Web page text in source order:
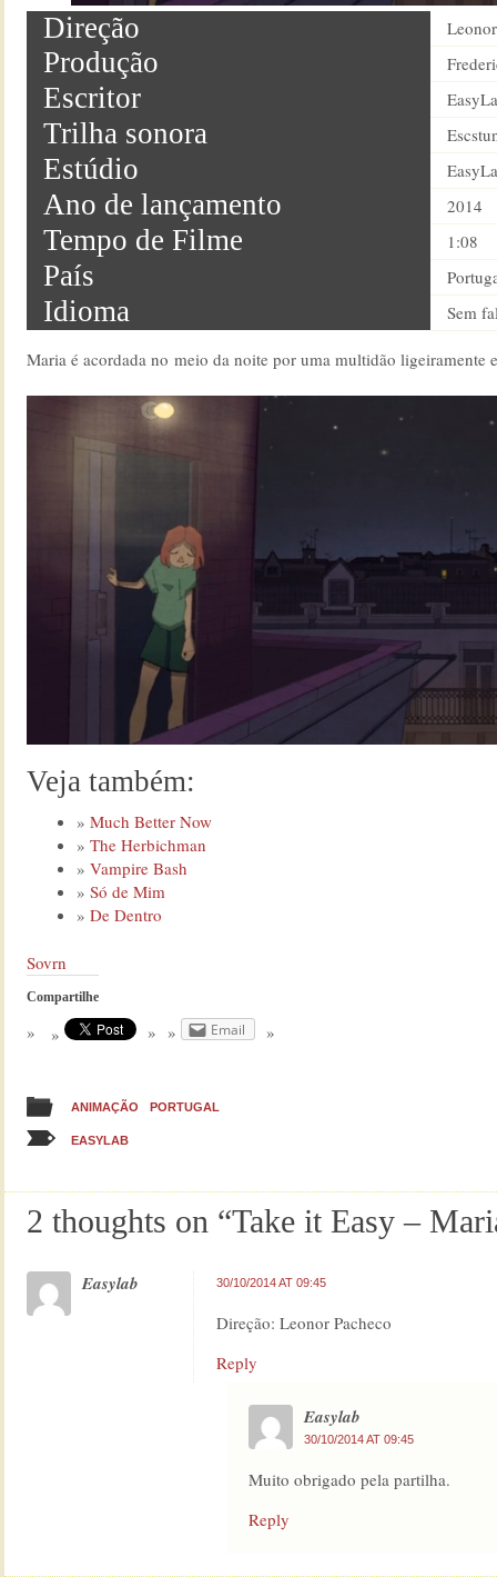
Direção
Produção
Escritor
Trilha sonora
Estúdio
Ano de lançamento 2014
Tempo de Filme 1:08
País
Idioma Sem
Maria é acordada no meio da noite por uma multidão ligeiramente
Veja também:
Much Better Now
The Herbichman
Vampire Bash
Só de Mim
De Dentro
Sovrn
Compartilhe
Email
ANIMAÇÃO PORTUGAL
EASYLAB
2 thoughts on “Take it Easy –
Easylab 30/10/2014 AT 09:45
Direção: Leonor Pacheco
Reply
Easylab
30/10/2014 AT 09:45
Muito obrigado pela partilha.
Reply